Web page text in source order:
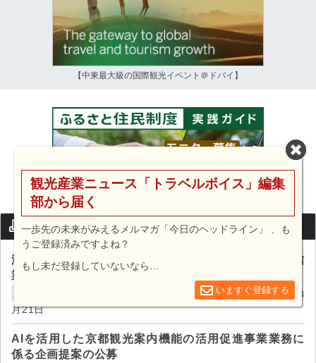
【中東最大級の国際観光イベント＠ドバイ】
入札情報セレクト
海外メディア等を活用した台湾市場向け観光情報発信
業務に係る公募型プロポーザルの実施
一般社団法人ツーリズムKURE / 締切:2026年08
月21日
AIを活用した京都観光案内機能の活用促進事業業務に
係る企画提案の公募
観光産業ニュース「トラベルボイス」編集
部から届く
一歩先の未来がみえるメルマガ「今日のヘッドライン」 、も
うご登録済みですよね？
もし未だ登録していないなら…
いますぐ登録する